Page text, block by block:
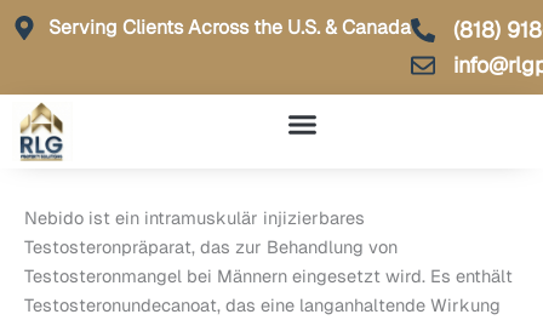
Skip
Serving Clients Across the U.S. & Canada
(818)
Nebido ist ein intramuskulär injizierbares
Testosteronpräparat, das zur Behandlung von
Testosteronmangel bei Männern eingesetzt wird. Es enthält
Testosteronundecanoat, das eine langanhaltende Wirkung